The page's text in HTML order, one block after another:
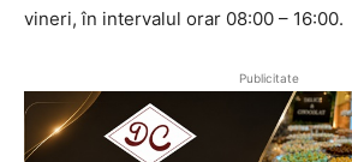
vineri, în intervalul orar 08:00 – 16:00.
Publicitate